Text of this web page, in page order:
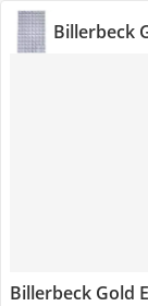
Billerbeck
Billerbeck Gold